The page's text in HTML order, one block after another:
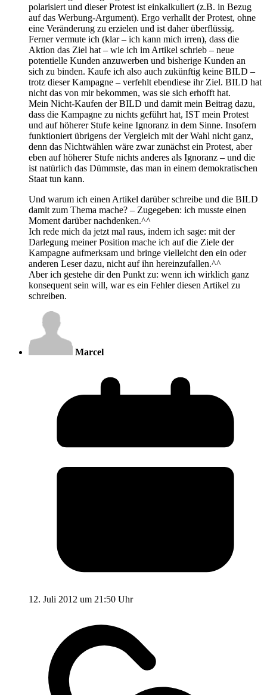
polarisiert und dieser Protest ist einkalkuliert (z.B. in Bezug
auf das Werbung-Argument). Ergo verhallt der Protest, ohne
eine Veränderung zu erzielen und ist daher überflüssig.
Ferner vermute ich (klar – ich kann mich irren), dass die
Aktion das Ziel hat – wie ich im Artikel schrieb – neue
potentielle Kunden anzuwerben und bisherige Kunden an
sich zu binden. Kaufe ich also auch zukünftig keine BILD –
trotz dieser Kampagne – verfehlt ebendiese ihr Ziel. BILD hat
nicht das von mir bekommen, was sie sich erhofft hat.
Mein Nicht-Kaufen der BILD und damit mein Beitrag dazu,
dass die Kampagne zu nichts geführt hat, IST mein Protest
und auf höherer Stufe keine Ignoranz in dem Sinne. Insofern
funktioniert übrigens der Vergleich mit der Wahl nicht ganz,
denn das Nichtwählen wäre zwar zunächst ein Protest, aber
eben auf höherer Stufe nichts anderes als Ignoranz – und die
ist natürlich das Dümmste, das man in einem demokratischen
Staat tun kann.
Und warum ich einen Artikel darüber schreibe und die BILD
damit zum Thema mache? – Zugegeben: ich musste einen
Moment darüber nachdenken.^^
Ich rede mich da jetzt mal raus, indem ich sage: mit der
Darlegung meiner Position mache ich auf die Ziele der
Kampagne aufmerksam und bringe vielleicht den ein oder
anderen Leser dazu, nicht auf ihn hereinzufallen.^^
Aber ich gestehe dir den Punkt zu: wenn ich wirklich ganz
konsequent sein will, war es ein Fehler diesen Artikel zu
schreiben.
Marcel
12. Juli 2012 um 21:50 Uhr